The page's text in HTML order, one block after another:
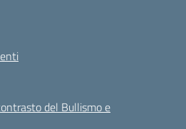
del Bullismo e